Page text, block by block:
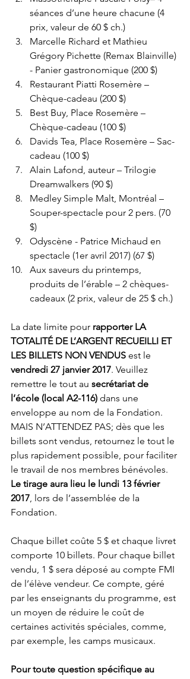
séances d’une heure chacune (4
prix, valeur de 60 $ ch.)
Marcelle Richard et Mathieu
Grégory Pichette (Remax Blainville)
- Panier gastronomique (200 $)
Restaurant Piatti Rosemère –
Chèque-cadeau (200 $)
Best Buy, Place Rosemère –
Chèque-cadeau (100 $)
Davids Tea, Place Rosemère – Sac-
cadeau (100 $)
Alain Lafond, auteur – Trilogie
Dreamwalkers (90 $)
Medley Simple Malt, Montréal –
Souper-spectacle pour 2 pers. (70
$)
Odyscène - Patrice Michaud en
spectacle (1er avril 2017) (67 $)
Aux saveurs du printemps,
produits de l’érable – 2 chèques-
cadeaux (2 prix, valeur de 25 $ ch.)
La date limite pour rapporter LA
TOTALITÉ DE L’ARGENT RECUEILLI ET
LES BILLETS NON VENDUS est le
vendredi 27 janvier 2017. Veuillez
remettre le tout au secrétariat de
l’école (local A2-116) dans une
enveloppe au nom de la Fondation.
MAIS N’ATTENDEZ PAS; dès que les
billets sont vendus, retournez le tout le
plus rapidement possible, pour faciliter
le travail de nos membres bénévoles.
Le tirage aura lieu le lundi 13 février
2017 , lors de l’assemblée de la
Fondation.
Chaque billet coûte 5 $ et chaque livret
comporte 10 billets. Pour chaque billet
vendu, 1 $ sera déposé au compte FMI
de l’élève vendeur. Ce compte, géré
par les enseignants du programme, est
un moyen de réduire le coût de
certaines activités spéciales, comme,
par exemple, les camps musicaux.
Pour toute question spécifique au